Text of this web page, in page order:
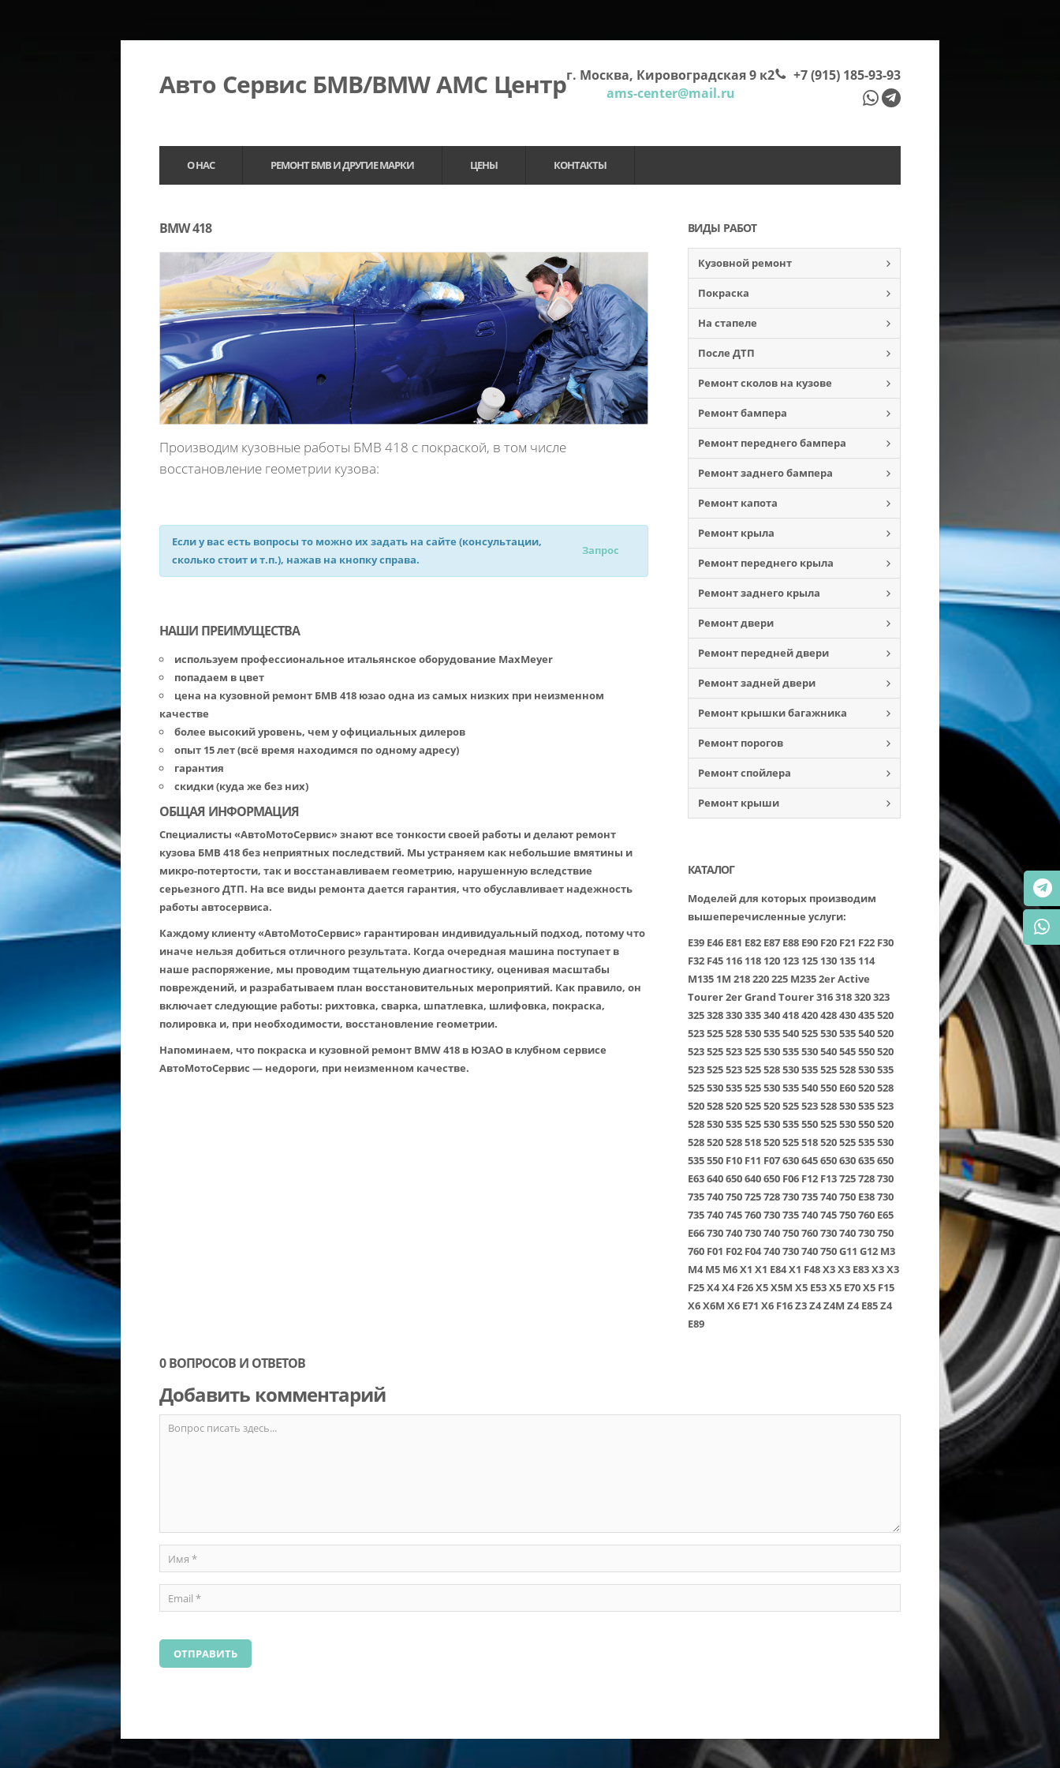
Авто Сервис БМВ/BMW АМС Центр +7 (915) 185-93-93
г. Москва, Кировоградская 9 к2
ams-center@mail.ru
О НАС РЕМОНТ БМВ И ДРУГИЕ МАРКИ ЦЕНЫ КОНТАКТЫ
BMW 418
Производим кузовные работы БМВ 418 с покраской, в том числе
восстановление геометрии кузова:
Если у вас есть вопросы то можно их задать на сайте (консультации,
сколько стоит и т.п.), нажав на кнопку справа.
Запрос
НАШИ ПРЕИМУЩЕСТВА
используем профессиональное итальянское оборудование MaxMeyer
попадаем в цвет
цена на кузовной ремонт БМВ 418 юзао одна из самых низких при неизменном
качестве
более высокий уровень, чем у официальных дилеров
опыт 15 лет (всё время находимся по одному адресу)
гарантия
скидки (куда же без них)
ОБЩАЯ ИНФОРМАЦИЯ
Специалисты «АвтоМотоСервис» знают все тонкости своей работы и делают ремонт
кузова БМВ 418 без неприятных последствий. Мы устраняем как небольшие вмятины и
микро-потертости, так и восстанавливаем геометрию, нарушенную вследствие
серьезного ДТП. На все виды ремонта дается гарантия, что обуславливает надежность
работы автосервиса.
Каждому клиенту «АвтоМотоСервис» гарантирован индивидуальный подход, потому что
иначе нельзя добиться отличного результата. Когда очередная машина поступает в
наше распоряжение, мы проводим тщательную диагностику, оценивая масштабы
повреждений, и разрабатываем план восстановительных мероприятий. Как правило, он
включает следующие работы: рихтовка, сварка, шпатлевка, шлифовка, покраска,
полировка и, при необходимости, восстановление геометрии.
Напоминаем, что покраска и кузовной ремонт BMW 418 в ЮЗАО в клубном сервисе
АвтоМотоСервис — недороги, при неизменном качестве.
ВИДЫ РАБОТ
Кузовной ремонт
Покраска
На стапеле
После ДТП
Ремонт сколов на кузове
Ремонт бампера
Ремонт переднего бампера
Ремонт заднего бампера
Ремонт капота
Ремонт крыла
Ремонт переднего крыла
Ремонт заднего крыла
Ремонт двери
Ремонт передней двери
Ремонт задней двери
Ремонт крышки багажника
Ремонт порогов
Ремонт спойлера
Ремонт крыши
КАТАЛОГ
Моделей для которых производим
вышеперечисленные услуги:
E39 E46 E81 E82 E87 E88 E90 F20 F21 F22 F30
F32 F45 116 118 120 123 125 130 135 114
M135 1M 218220225 M2352er Active
Tourer2er Grand Tourer316318320323
325328330335340418420428430435520
523525528530535540525530535540520
523525523525530535530540545550520
523525523525528530535525528530535
525530535525530535540550 E60520528
520528520525520525523528530535523
528530535525530535550525530550520
528520528518520525518520525535530
535550 F10 F11 F07630645650630635650
E63640650640650 F06 F12 F13725728730
735740750725728730735740750 E38730
735740745760730735740745750760 E65
E66730740730740750760730740730750
760 F01 F02 F04740730740750G11 G12 M3
M4 M5 M6X1 X1 E84X1 F48X3X3 E83X3X3
F25X4X4 F26X5X5M X5 E53X5 E70X5 F15
X6X6M X6 E71 X6 F16Z3Z4Z4M Z4 E85Z4
E89
0 ВОПРОСОВ И ОТВЕТОВ
Добавить комментарий